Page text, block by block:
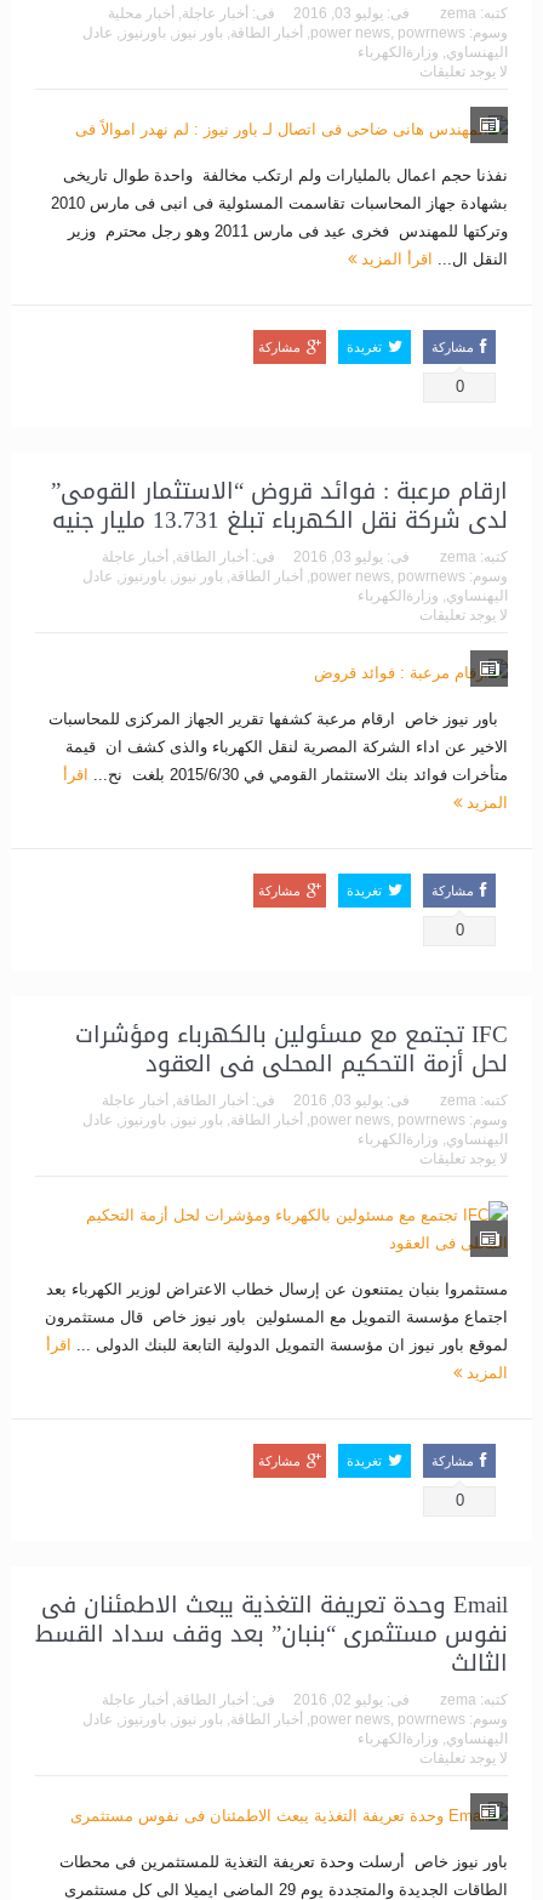
كتبه: zema فى: يوليو 03, 2016 فى: أخبار عاجلة, أخبار محلية
وسوم:
power news, powrnews
, أخبار الطاقة, باور نيوز , باورنيوز , عادل
اليهنساوي, وزارةالكهرباء
لا يوجد تعليقات
نفذنا حجم اعمال بالمليارات ولم ارتكب مخالفة واحدة طوال تاريخى
بشهادة جهاز المحاسبات تقاسمت المسئولية فى انبى فى مارس 2010
وتركتها للمهندس فخرى عيد فى مارس 2011 وهو رجل محترم وزير
النقل ال...
اقرأ المزيد
مشاركة
0
تغريدة مشاركة
ارقام مرعبة : فوائد قروض “الاستثمار القومى”
لدى شركة نقل الكهرباء تبلغ 13.731 مليار جنيه
كتبه: zema فى: يوليو 03, 2016 فى: أخبار الطاقة, أخبار عاجلة
وسوم:
power news, powrnews
, أخبار الطاقة, باور نيوز , باورنيوز , عادل
اليهنساوي, وزارةالكهرباء
لا يوجد تعليقات
باور نيوز خاص ارقام مرعبة كشفها تقرير الجهاز المركزى للمحاسبات
الاخير عن اداء الشركة المصرية لنقل الكهرباء والذى كشف ان قيمة
متأخرات فوائد بنك الاستثمار القومي في 2015/6/30 بلغت نح...
اقرأ
المزيد
مشاركة
0
تغريدة مشاركة
IFC تجتمع مع مسئولين بالكهرباء ومؤشرات
لحل أزمة التحكيم المحلى فى العقود
كتبه: zema فى: يوليو 03, 2016 فى: أخبار الطاقة, أخبار عاجلة
وسوم:
power news, powrnews
, أخبار الطاقة, باور نيوز , باورنيوز , عادل
اليهنساوي, وزارةالكهرباء
لا يوجد تعليقات
مستثمروا بنبان يمتنعون عن إرسال خطاب الاعتراض لوزير الكهرباء بعد
اجتماع مؤسسة التمويل مع المسئولين باور نيوز خاص قال مستثمرون
لموقع باور نيوز ان مؤسسة التمويل الدولية التابعة للبنك الدولى ... اقرأ
المزيد
مشاركة
0
تغريدة مشاركة
Email وحدة تعريفة التغذية يبعث الاطمئنان فى
نفوس مستثمرى “بنبان” بعد وقف سداد القسط
الثالث
كتبه: zema فى: يوليو 02, 2016 فى: أخبار الطاقة, أخبار عاجلة
وسوم:
power news, powrnews
, أخبار الطاقة, باور نيوز , باورنيوز , عادل
اليهنساوي, وزارةالكهرباء
لا يوجد تعليقات
باور نيوز خاص أرسلت وحدة تعريفة التغذية للمستثمرين فى محطات
الطاقات الجديدة والمتجددة يوم 29 الماضى ايميلا الى كل مستثمرى